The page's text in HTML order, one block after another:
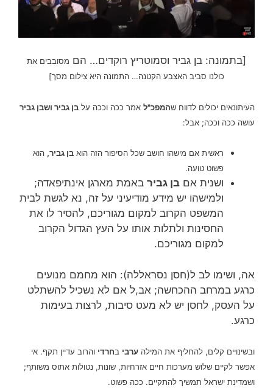
[בתמונה: בן גביר וסמוטריץ רוקדים… הם מסובבים את
כולנו סביב האצבע הקטנה… התמונה היא צילום מסך]
העיתונאים יכולים לדווח שהמפכ"ל אמר ככה וככה על בן גביר ושבן גביר
עושה ככה וככה; אבל:
ראשית אם מישהו חושב שכל הסיפור הזה הוא בן גביר, הוא
פשוט טועה.
ושנית אם בן גביר באמת מארגן אינתיפאדה;
ולמישהו יש מידע מודיעיני על זה, נא לגשת לבית
המשפט הקרוב למקום מגוריכם, להסיר לו את
החסינות ולתלות אותו על העץ הגדול הקרוב
למקום מגוריכם.
אה, ושימו לב ל(חסן נסראללה): הוא מחמם מנועים
כרגע במרחב ההכחשה; אב,ל אם לא נשכיל להשתלט
על העסק, לחסן יש לא מעט סיבות, לרצות בעימות
כרגע.
ובשינויים קלים, להחליף את המילה ערבי בחרדי והרוב עדיין תקף. אי
אפשר לקיים שלוש מערכות חיים אזרחיות, שונות, נטולות אתוס משותף;
ושמדינת ישראל תמשיך להתקיים. ככה פשוט.